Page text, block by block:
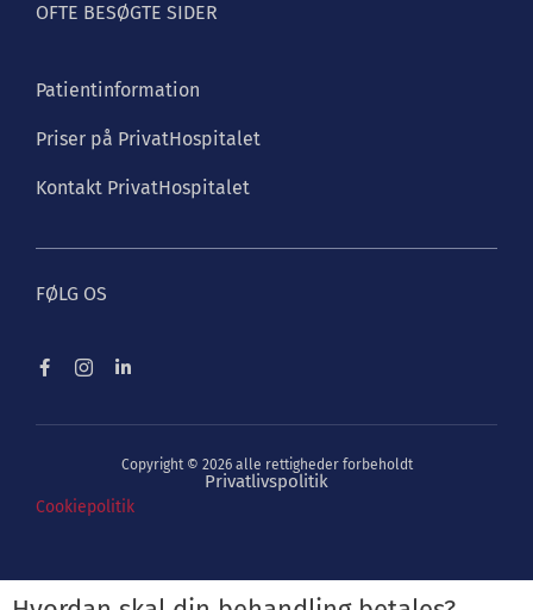
OFTE BESØGTE SIDER
Patientinformation
Priser på PrivatHospitalet
Kontakt PrivatHospitalet
FØLG OS
Copyright © 2026 alle rettigheder forbeholdt
Privatlivspolitik
Cookiepolitik